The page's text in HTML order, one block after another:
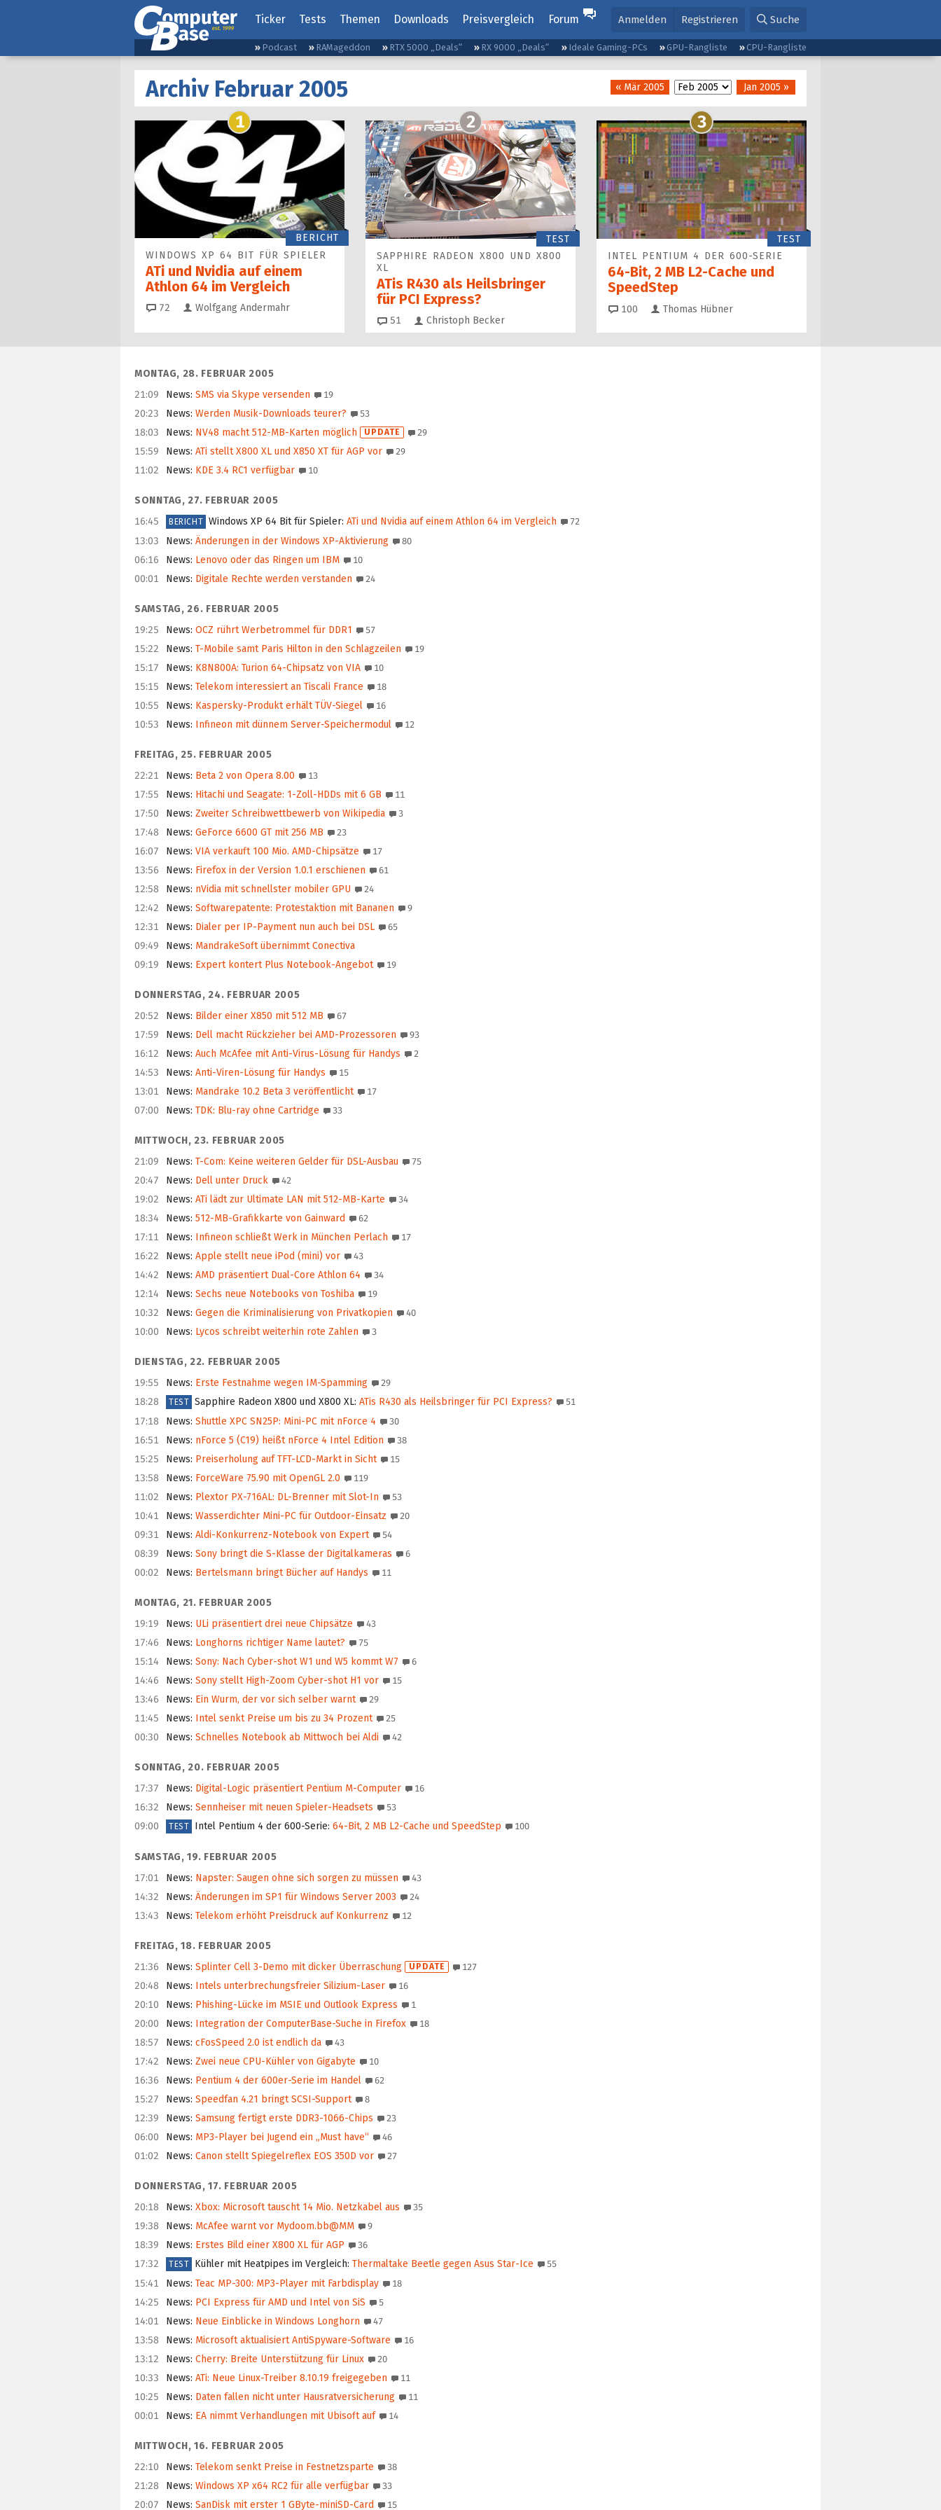
Ticker Tests Themen Downloads Preisvergleich Forum Anmelden Registrieren Suche
Podcast RAMageddon RTX 5000 „Deals“ RX 9000 „Deals“ Ideale Gaming-PCs GPU-Rangliste CPU-Rangliste
Archiv Februar 2005 « Mär 2005 Jan 2005 »
1
BERICHT
WINDOWS XP 64 BIT FÜR SPIELER
ATi und Nvidia auf einem
Athlon 64 im Vergleich
72 Kommentare
Wolfgang Andermahr
2
TEST
SAPPHIRE RADEON X800 UND X800
XL
ATis R430 als Heilsbringer
für PCI Express?
51 Kommentare
Christoph Becker
3
TEST
INTEL PENTIUM 4 DER 600-SERIE
64-Bit, 2 MB L2-Cache und
SpeedStep
100 Kommentare
Thomas Hübner
MONTAG, 28. FEBRUAR 2005
21:09
News: SMS via Skype versenden 19
20:23 News: Werden Musik-Downloads teurer? 53
18:03 News: NV48 macht 512-MB-Karten möglich UPDATE 29
15:59 News: ATi stellt X800 XL und X850 XT für AGP vor 29
11:02 News: KDE 3.4 RC1 verfügbar 10
SONNTAG, 27. FEBRUAR 2005
16:45
BERICHT Windows XP 64 Bit für Spieler: ATi und Nvidia auf einem Athlon 64 im Vergleich 72
13:03 News: Änderungen in der Windows XP-Aktivierung 80
06:16 News: Lenovo oder das Ringen um IBM 10
00:01 News: Digitale Rechte werden verstanden 24
SAMSTAG, 26. FEBRUAR 2005
19:25
News: OCZ rührt Werbetrommel für DDR1 57
15:22 News: T-Mobile samt Paris Hilton in den Schlagzeilen 19
15:17 News: K8N800A: Turion 64-Chipsatz von VIA 10
15:15 News: Telekom interessiert an Tiscali France 18
10:55 News: Kaspersky-Produkt erhält TÜV-Siegel 16
10:53 News: Infineon mit dünnem Server-Speichermodul 12
FREITAG, 25. FEBRUAR 2005
22:21
News: Beta 2 von Opera 8.00 13
17:55 News: Hitachi und Seagate: 1-Zoll-HDDs mit 6 GB 11
17:50 News: Zweiter Schreibwettbewerb von Wikipedia 3
17:48 News: GeForce 6600 GT mit 256 MB 23
16:07 News: VIA verkauft 100 Mio. AMD-Chipsätze 17
13:56 News: Firefox in der Version 1.0.1 erschienen 61
12:58 News: nVidia mit schnellster mobiler GPU 24
12:42 News: Softwarepatente: Protestaktion mit Bananen 9
12:31 News: Dialer per IP-Payment nun auch bei DSL 65
09:49 News: MandrakeSoft übernimmt Conectiva
09:19
News: Expert kontert Plus Notebook-Angebot 19
DONNERSTAG, 24. FEBRUAR 2005
20:52
News: Bilder einer X850 mit 512 MB 67
17:59 News: Dell macht Rückzieher bei AMD-Prozessoren 93
16:12 News: Auch McAfee mit Anti-Virus-Lösung für Handys 2
14:53 News: Anti-Viren-Lösung für Handys 15
13:01 News: Mandrake 10.2 Beta 3 veröffentlicht 17
07:00 News: TDK: Blu-ray ohne Cartridge 33
MITTWOCH, 23. FEBRUAR 2005
21:09
News: T-Com: Keine weiteren Gelder für DSL-Ausbau 75
20:47 News: Dell unter Druck 42
19:02 News: ATi lädt zur Ultimate LAN mit 512-MB-Karte 34
18:34 News: 512-MB-Grafikkarte von Gainward 62
17:11 News: Infineon schließt Werk in München Perlach 17
16:22 News: Apple stellt neue iPod (mini) vor 43
14:42 News: AMD präsentiert Dual-Core Athlon 64 34
12:14 News: Sechs neue Notebooks von Toshiba 19
10:32 News: Gegen die Kriminalisierung von Privatkopien 40
10:00 News: Lycos schreibt weiterhin rote Zahlen 3
DIENSTAG, 22. FEBRUAR 2005
19:55
News: Erste Festnahme wegen IM-Spamming 29
18:28 TEST Sapphire Radeon X800 und X800 XL: ATis R430 als Heilsbringer für PCI Express? 51
17:18 News: Shuttle XPC SN25P: Mini-PC mit nForce 4 30
16:51 News: nForce 5 (C19) heißt nForce 4 Intel Edition 38
15:25 News: Preiserholung auf TFT-LCD-Markt in Sicht 15
13:58 News: ForceWare 75.90 mit OpenGL 2.0 119
11:02 News: Plextor PX-716AL: DL-Brenner mit Slot-In 53
10:41 News: Wasserdichter Mini-PC für Outdoor-Einsatz 20
09:31 News: Aldi-Konkurrenz-Notebook von Expert 54
08:39 News: Sony bringt die S-Klasse der Digitalkameras 6
00:02 News: Bertelsmann bringt Bücher auf Handys 11
MONTAG, 21. FEBRUAR 2005
19:19
News: ULi präsentiert drei neue Chipsätze 43
17:46 News: Longhorns richtiger Name lautet? 75
15:14 News: Sony: Nach Cyber-shot W1 und W5 kommt W7 6
14:46 News: Sony stellt High-Zoom Cyber-shot H1 vor 15
13:46 News: Ein Wurm, der vor sich selber warnt 29
11:45 News: Intel senkt Preise um bis zu 34 Prozent 25
00:30 News: Schnelles Notebook ab Mittwoch bei Aldi 42
SONNTAG, 20. FEBRUAR 2005
17:37
News: Digital-Logic präsentiert Pentium M-Computer 16
16:32 News: Sennheiser mit neuen Spieler-Headsets 53
09:00 TEST Intel Pentium 4 der 600-Serie: 64-Bit, 2 MB L2-Cache und SpeedStep 100
SAMSTAG, 19. FEBRUAR 2005
17:01
News: Napster: Saugen ohne sich sorgen zu müssen 43
14:32 News: Änderungen im SP1 für Windows Server 2003 24
13:43 News: Telekom erhöht Preisdruck auf Konkurrenz 12
FREITAG, 18. FEBRUAR 2005
21:36
News: Splinter Cell 3-Demo mit dicker Überraschung UPDATE 127
20:48 News: Intels unterbrechungsfreier Silizium-Laser 16
20:10 News: Phishing-Lücke im MSIE und Outlook Express 1
20:00 News: Integration der ComputerBase-Suche in Firefox 18
18:57 News: cFosSpeed 2.0 ist endlich da 43
17:42 News: Zwei neue CPU-Kühler von Gigabyte 10
16:36 News: Pentium 4 der 600er-Serie im Handel 62
15:27 News: Speedfan 4.21 bringt SCSI-Support 8
12:39 News: Samsung fertigt erste DDR3-1066-Chips 23
06:00 News: MP3-Player bei Jugend ein „Must have“ 46
01:02 News: Canon stellt Spiegelreflex EOS 350D vor 27
DONNERSTAG, 17. FEBRUAR 2005
20:18
News: Xbox: Microsoft tauscht 14 Mio. Netzkabel aus 35
19:38 News: McAfee warnt vor Mydoom.bb@MM 9
18:39 News: Erstes Bild einer X800 XL für AGP 36
17:32 TEST Kühler mit Heatpipes im Vergleich: Thermaltake Beetle gegen Asus Star-Ice 55
15:41 News: Teac MP-300: MP3-Player mit Farbdisplay 18
14:25 News: PCI Express für AMD und Intel von SiS 5
14:01 News: Neue Einblicke in Windows Longhorn 47
13:58 News: Microsoft aktualisiert AntiSpyware-Software 16
13:12 News: Cherry: Breite Unterstützung für Linux 20
10:33 News: ATi: Neue Linux-Treiber 8.10.19 freigegeben 11
10:25 News: Daten fallen nicht unter Hausratversicherung 11
00:01 News: EA nimmt Verhandlungen mit Ubisoft auf 14
MITTWOCH, 16. FEBRUAR 2005
22:10
News: Telekom senkt Preise in Festnetzsparte 38
21:28 News: Windows XP x64 RC2 für alle verfügbar 33
20:07 News: SanDisk mit erster 1 GByte-miniSD-Card 15